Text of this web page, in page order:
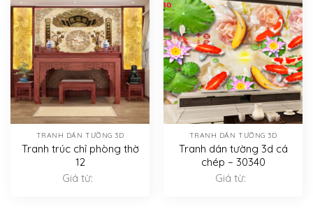
TRANH DÁN TƯỜNG 3D
Tranh trúc chỉ phòng thờ
12
Giá từ:
TRANH DÁN TƯỜNG 3D
Tranh dán tường 3d cá
chép – 30340
Giá từ: